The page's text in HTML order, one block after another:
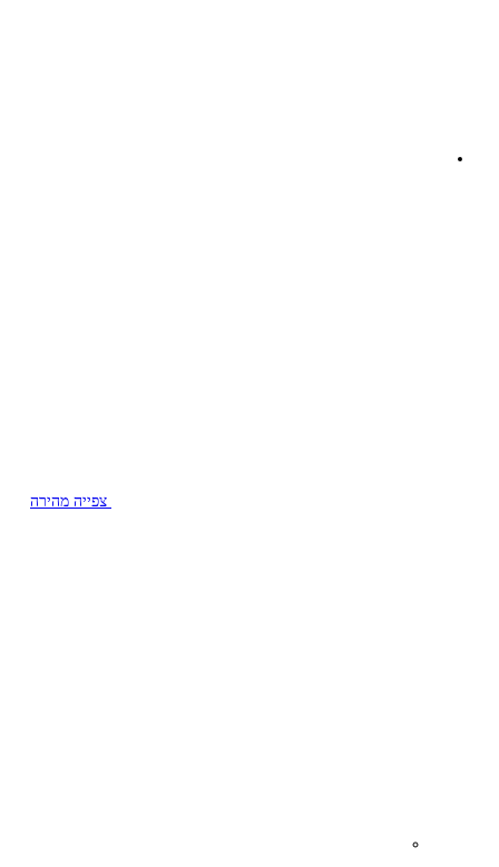
צפייה מהירה